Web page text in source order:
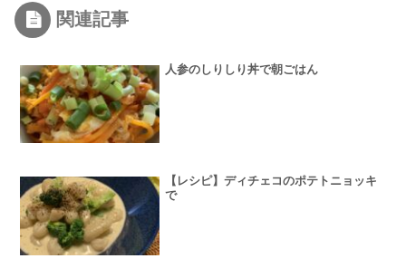
関連記事
人参のしりしり丼で朝ごはん
【レシピ】ディチェコのポテトニョッキ
で